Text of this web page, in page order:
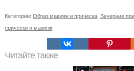
Категории: Образ макияж и прическа, Вечерние
прически и макияж
Читайте также